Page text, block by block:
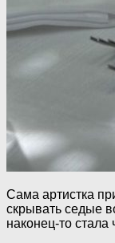
Сама артистка
скрывать седые
наконец-то стала